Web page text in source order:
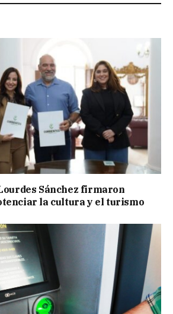
Sánchez firmaron
la cultura y el turismo